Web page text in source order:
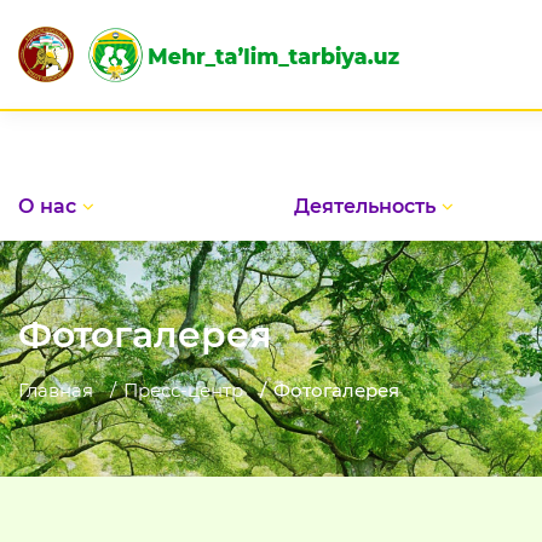
О нас Деятельность
Фотогалерея
Главная Пресс-центр Фотогалерея